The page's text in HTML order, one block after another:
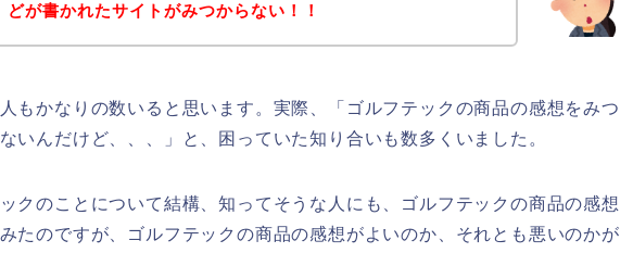
どが書かれたサイトがみつからない！！
もかなりの数いると思います。実際、「ゴルフテックの商品の感想をみつ
いんだけど、、、」と、困っていた知り合いも数多くいました。
クのことについて結構、知ってそうな人にも、ゴルフテックの商品の感想
たのですが、ゴルフテックの商品の感想がよいのか、それとも悪いのかが